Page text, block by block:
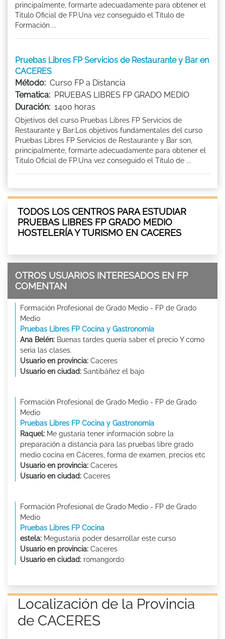
principalmente, formarte adecuadamente para obtener el
Titulo Oficial de FP.Una vez conseguido el Título de
Formación ...
Pruebas Libres FP Servicios de Restaurante y Bar en
CACERES
Método: Curso FP a Distancia
Tematica: PRUEBAS LIBRES FP GRADO MEDIO
Duración: 1400 horas
Objetivos del curso Pruebas Libres FP Servicios de
Restaurante y Bar:Los objetivos fundamentales del curso
Pruebas Libres FP Servicios de Restaurante y Bar son,
principalmente, formarte adecuadamente para obtener el
Titulo Oficial de FP.Una vez conseguido el Título de ...
TODOS LOS CENTROS PARA ESTUDIAR
PRUEBAS LIBRES FP GRADO MEDIO
HOSTELERÍA Y TURISMO EN CACERES
OTROS USUARIOS INTERESADOS EN FP
COMENTAN
Formación Profesional de Grado Medio - FP de Grado
Medio
Pruebas Libres FP Cocina y Gastronomía
Ana Belén: Buenas tardes quería saber el precio Y como
seria las clases.
Usuario en provincia: Caceres
Usuario en ciudad: Santibáñez el bajo
Formación Profesional de Grado Medio - FP de Grado
Medio
Pruebas Libres FP Cocina y Gastronomía
Raquel: Me gustaría tener información sobre la
preparación a distancia para las pruebas libre grado
medio cocina en Cáceres, forma de examen, precios etc
Usuario en provincia: Caceres
Usuario en ciudad: Caceres
Formación Profesional de Grado Medio - FP de Grado
Medio
Pruebas Libres FP Cocina
estela: Megustaria poder desarrollar este curso
Usuario en provincia: Caceres
Usuario en ciudad: romangordo
Localización de la Provincia
de CACERES